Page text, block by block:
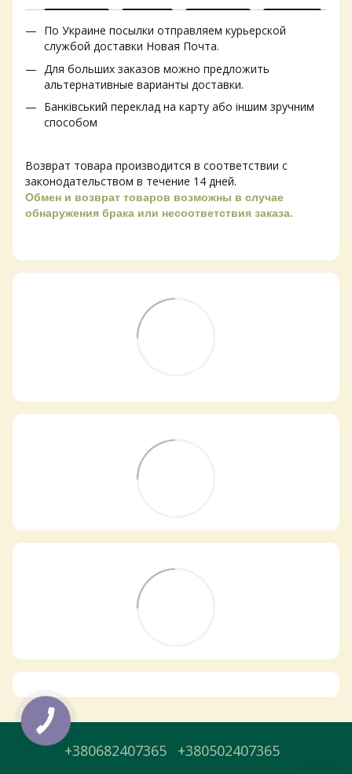
По Украине посылки отправляем курьерской
службой доставки Новая Почта.
Для больших заказов можно предложить
альтернативные варианты доставки.
Банківський переклад на карту або іншим зручним
способом
Возврат товара производится в соответствии с
законодательством в течение 14 дней.
Обмен и возврат товаров возможны в случае
обнаружения брака или несоответствия заказа.
+380682407365 +380502407365
Тепер онлайн-замовлення можна
Перейти до оформлення
День доставки обираєте під час оформлення.